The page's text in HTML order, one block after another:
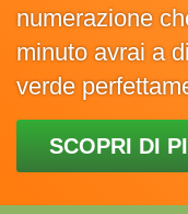
numerazione
minuto avrai a
verde
SCOPRI DI